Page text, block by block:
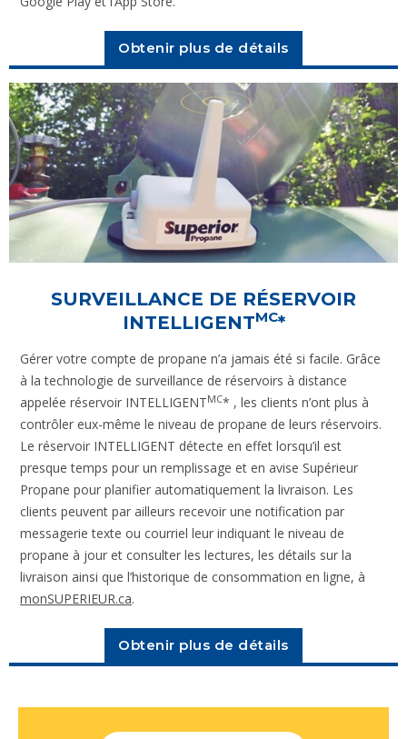
Obtenir plus de détails
SURVEILLANCE DE RÉSERVOIR
INTELLIGENTMC*
Gérer votre compte de propane n’a jamais été si facile. Grâce
à la technologie de surveillance de réservoirs à distance
appelée réservoir INTELLIGENTMC* , les clients n’ont plus à
contrôler eux-même le niveau de propane de leurs réservoirs.
Le réservoir INTELLIGENT détecte en effet lorsqu’il est
presque temps pour un remplissage et en avise Supérieur
Propane pour planifier automatiquement la livraison. Les
clients peuvent par ailleurs recevoir une notification par
messagerie texte ou courriel leur indiquant le niveau de
propane à jour et consulter les lectures, les détails sur la
livraison ainsi que l’historique de consommation en ligne, à
monSUPERIEUR.ca.
Obtenir plus de détails